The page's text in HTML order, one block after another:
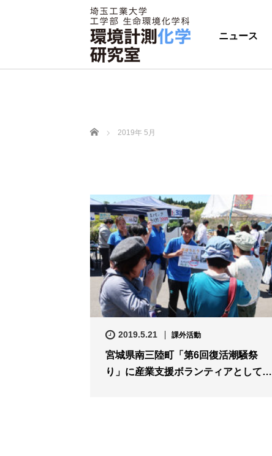
ニュース
ホーム 2019年 5月
2019.5.21 課外活動
宮城県南三陸町「第6回復活潮騒祭
り」に産業支援ボランティアとして…